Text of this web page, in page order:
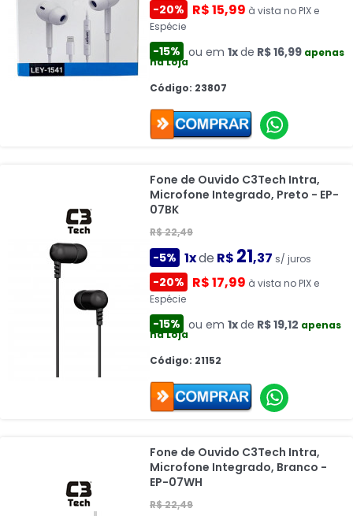
-20% R$ 15,99 à vista no PIX e
Espécie
-15% ou em 1xde R$ 16,99 apenas
na Loja
Código: 23807
Fone de Ouvido C3Tech Intra,
Microfone Integrado, Preto - EP-
07BK
R$ 22,49
-5% 1xde R$ 21,37 s/ juros
-20% R$ 17,99 à vista no PIX e
Espécie
-15% ou em 1xde R$ 19,12 apenas
na Loja
Código: 21152
Fone de Ouvido C3Tech Intra,
Microfone Integrado, Branco -
EP-07WH
R$ 22,49